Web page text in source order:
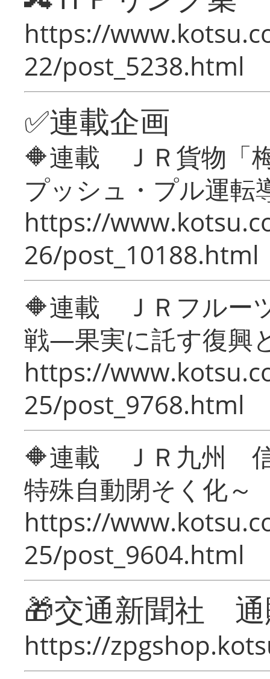
https://
22/post_5238.html
✅連載企画
🔶連載 ＪＲ貨物「
プッシュ・プル運転
https://
26/post_10188.html
🔶連載 ＪＲフルー
戦―果実に託す復興
https://
25/post_9768.html
🔶連載 ＪＲ九州 信
特殊自動閉そく化～
https://
25/post_9604.html
🎁交通新聞社
https://